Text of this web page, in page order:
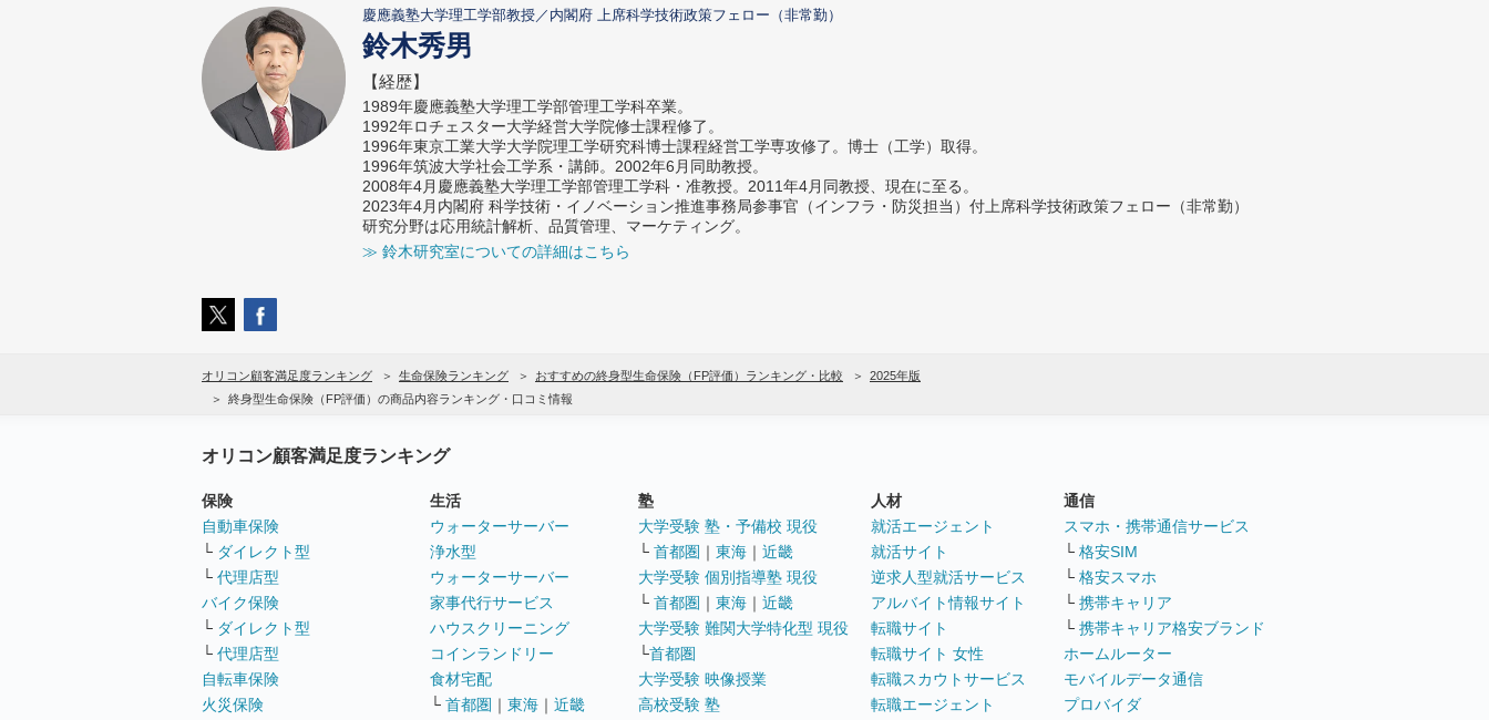
慶應義塾大学理工学部教授／内閣府 上席科学技術政策フェロー（非常勤）
鈴木秀男
【経歴】
1989年慶應義塾大学理工学部管理工学科卒業。
1992年ロチェスター大学経営大学院修士課程修了。
1996年東京工業大学大学院理工学研究科博士課程経営工学専攻修了。博士（工学）取得。
1996年筑波大学社会工学系・講師。2002年6月同助教授。
2008年4月慶應義塾大学理工学部管理工学科・准教授。2011年4月同教授、現在に至る。
2023年4月内閣府 科学技術・イノベーション推進事務局参事官（インフラ・防災担当）付上席科学技術政策フェロー（非常勤）
研究分野は応用統計解析、品質管理、マーケティング。
≫ 鈴木研究室についての詳細はこちら
オリコン顧客満足度ランキング 生命保険ランキング おすすめの終身型生命保険（FP評価）ランキング・比較
2025年版
終身型生命保険（FP評価）の商品内容ランキング・口コミ情報
オリコン顧客満足度ランキング
保険
自動車保険
└ ダイレクト型
└ 代理店型
バイク保険
└ ダイレクト型
└ 代理店型
自転車保険
火災保険
生活
ウォーターサーバー
浄水型
ウォーターサーバー
家事代行サービス
ハウスクリーニング
コインランドリー
食材宅配
└ 首都圏 ｜ 東海 ｜ 近畿
塾
大学受験 塾・予備校 現役
└ 首都圏 ｜ 東海 ｜ 近畿
大学受験 個別指導塾 現役
└ 首都圏 ｜ 東海 ｜ 近畿
大学受験 難関大学特化型 現役
└首都圏
大学受験 映像授業
高校受験 塾
人材
就活エージェント
就活サイト
逆求人型就活サービス
アルバイト情報サイト
転職サイト
転職サイト 女性
転職スカウトサービス
転職エージェント
通信
スマホ・携帯通信サービス
└ 格安SIM
└ 格安スマホ
└ 携帯キャリア
└ 携帯キャリア格安ブランド
ホームルーター
モバイルデータ通信
プロバイダ